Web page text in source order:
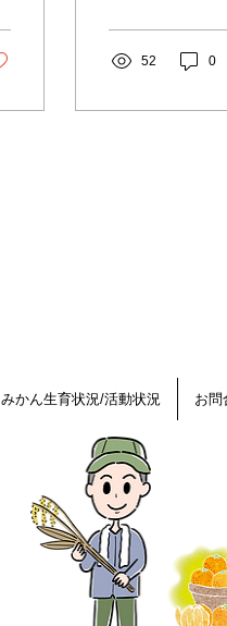
な作業が行われ
は、みかんの甘
52 0
みかん生育状況/活動状況 お問